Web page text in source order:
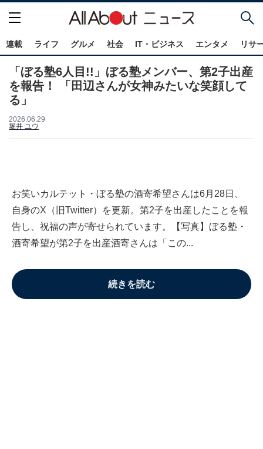
連載 ライフ グルメ 社会 IT・ビジネス エンタメ リサ
「ぼる塾6人目!!」ぼる塾メンバー、第2子出産
を報告！ 「田辺さんが女神みたいな笑顔して
る」
2026.06.29
堀井 ユウ
お笑いカルテット・ぼる塾の酒寄希望さんは6月28日、
自身のX（旧Twitter）を更新。第2子を出産したことを報
告し、祝福の声が寄せられています。【写真】ぼる塾・
酒寄希望が第2子を出産酒寄さんは「この...
続きを読む